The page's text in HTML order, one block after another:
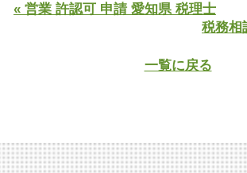
« 営業 許認可 申請 愛知県 税理士
税務相
一覧に戻る